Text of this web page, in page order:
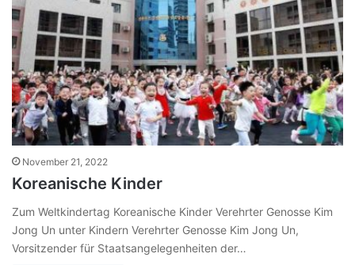
November 21, 2022
Koreanische Kinder
Zum Weltkindertag Koreanische Kinder Verehrter Genosse Kim
Jong Un unter Kindern Verehrter Genosse Kim Jong Un,
Vorsitzender für Staatsangelegenheiten der…